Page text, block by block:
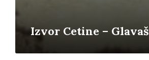
Izvor Cetine – Glavaš